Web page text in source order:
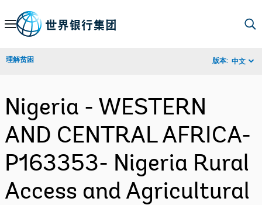
Skip
Navigation
理解贫困 版本: 中文
Nigeria - WESTERN
AND CENTRAL AFRICA-
P163353- Nigeria Rural
Access and Agricultural